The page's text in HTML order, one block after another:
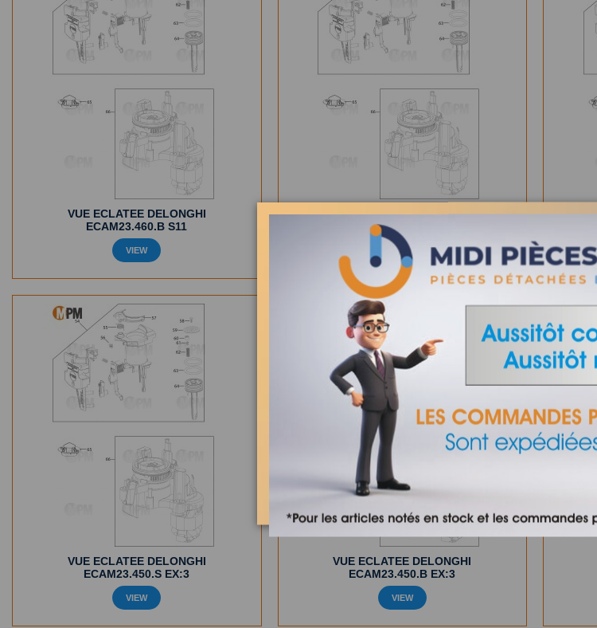
VUE ECLATEE DELONGHI
ECAM23.460.B S11
VIEW
VUE ECLATEE DELONGHI
ECAM23.460.B
VIEW
VUE ECLATEE DELONGHI
ECAM23.450.S EX:3
VIEW
VUE ECLATEE DELONGHI
ECAM23.450.B EX:3
VIEW